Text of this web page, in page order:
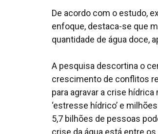
De acordo com o estudo,
enfoque, destaca-se que
quantidade de água doce,
A pesquisa descortina o
crescimento de conflitos
para agravar a crise
‘estresse hídrico’ e
5,7 bilhões de pessoas
crise da água está entre